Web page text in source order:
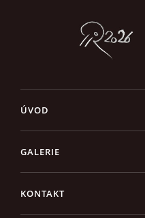
ÚVOD
GALERIE
KONTAKT